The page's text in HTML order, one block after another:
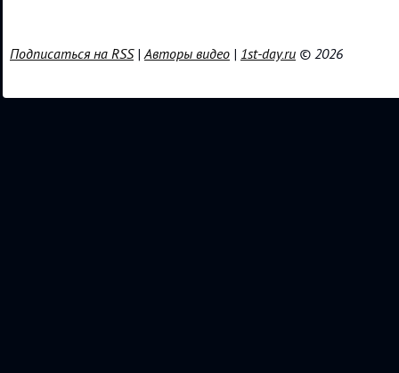
Подписаться на RSS|Авторы видео | 1st-day.ru © 2026